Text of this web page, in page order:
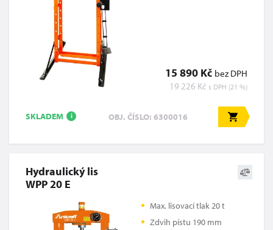
15 890 Kč bez DPH
19 226 Kč s DPH (21 %)
SKLADEM i OBJ. ČÍSLO: 6300016
Hydraulický lis
WPP 20 E
Max. lisovací tlak 20 t
Zdvih pístu 190 mm